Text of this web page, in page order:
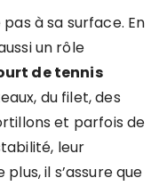
à sa surface. En
un rôle
de tennis
du filet, des
et parfois de
leur
il s’assure que